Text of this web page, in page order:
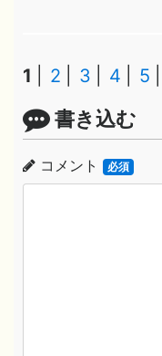
1 2 3 4 5
書き込む
コメント 必須